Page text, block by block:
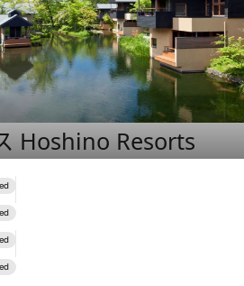
Hoshino Resorts